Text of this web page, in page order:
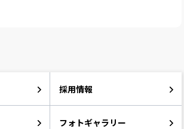
採用情報
フォトギャラリー